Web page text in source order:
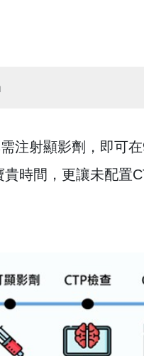
注射顯影劑，即可
時間，更讓未配置